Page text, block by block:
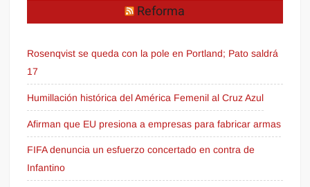
Reforma
Rosenqvist se queda con la pole en Portland; Pato saldrá
17
Humillación histórica del América Femenil al Cruz Azul
Afirman que EU presiona a empresas para fabricar armas
FIFA denuncia un esfuerzo concertado en contra de
Infantino